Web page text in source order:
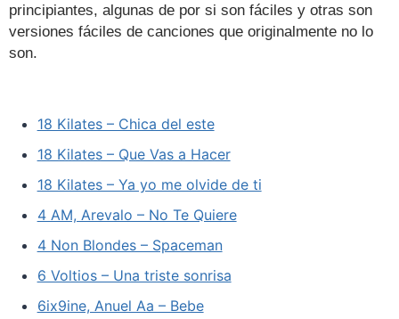
principiantes, algunas de por si son fáciles y otras son
versiones fáciles de canciones que originalmente no lo
son.
18 Kilates – Chica del este
18 Kilates – Que Vas a Hacer
18 Kilates – Ya yo me olvide de ti
4 AM, Arevalo – No Te Quiere
4 Non Blondes – Spaceman
6 Voltios – Una triste sonrisa
6ix9ine, Anuel Aa – Bebe